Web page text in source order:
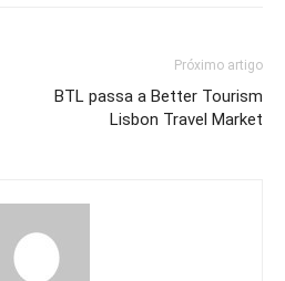
Próximo artigo
BTL passa a Better Tourism
Lisbon Travel Market